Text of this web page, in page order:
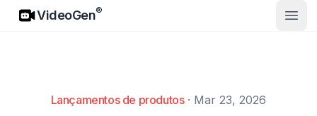
VideoGen
VideoGen®
Abrir
Lançamentos de produtos· Mar 23, 2026